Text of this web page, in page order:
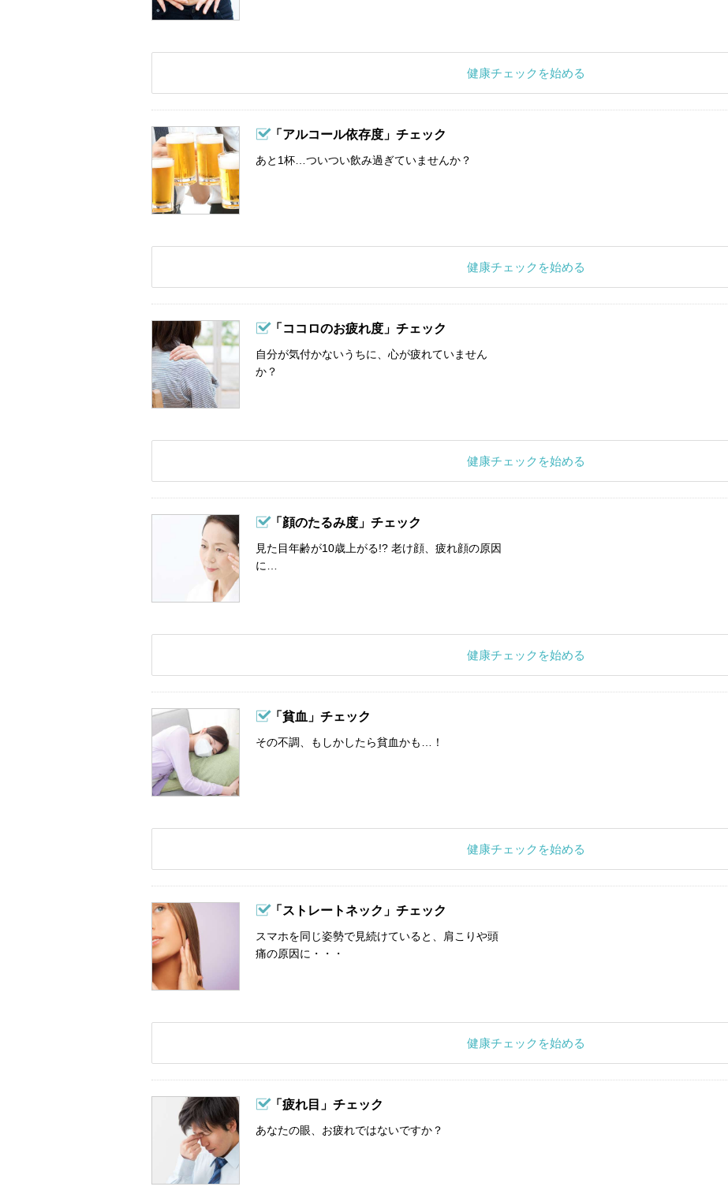
健康チェックを始める
「アルコール依存度」チェック
あと1杯…ついつい飲み過ぎていませんか？
健康チェックを始める
「ココロのお疲れ度」チェック
自分が気付かないうちに、心が疲れていません
か？
健康チェックを始める
「顔のたるみ度」チェック
見た目年齢が10歳上がる!? 老け顔、疲れ顔の原因
に…
健康チェックを始める
「貧血」チェック
その不調、もしかしたら貧血かも…！
健康チェックを始める
「ストレートネック」チェック
スマホを同じ姿勢で見続けていると、肩こりや頭
痛の原因に・・・
健康チェックを始める
「疲れ目」チェック
あなたの眼、お疲れではないですか？